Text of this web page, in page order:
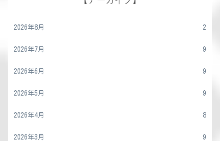
2026年8月 2
2026年7月 9
2026年6月 9
2026年5月 9
2026年4月 8
2026年3月 9